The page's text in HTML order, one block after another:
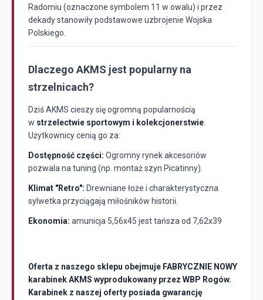
Radomiu (oznaczone symbolem 11 w owalu) i przez
dekady stanowiły podstawowe uzbrojenie Wojska
Polskiego.
Dlaczego AKMS jest popularny na
strzelnicach?
Dziś AKMS cieszy się ogromną popularnością
w strzelectwie sportowym i kolekcjonerstwie
Użytkownicy cenią go za:
Dostępność części: Ogromny rynek akcesoriów
pozwala na tuning (np. montaż szyn Picatinny).
Klimat "Retro": Drewniane łoże i charakterystyczna
sylwetka przyciągają miłośników historii.
Ekonomia: amunicja 5,56x45 jest tańsza od 7,62x39
Oferta z naszego sklepu obejmuje FABRYCZNIE NOWY
karabinek AKMS wyprodukowany przez WBP Rogów.
Karabinek z naszej oferty posiada gwarancję